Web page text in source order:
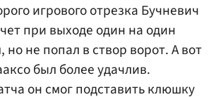
игрового отрезка Бучневич
при выходе один на один
но не попал в створ ворот. А вот
был более удачлив.
он смог подставить клюшку